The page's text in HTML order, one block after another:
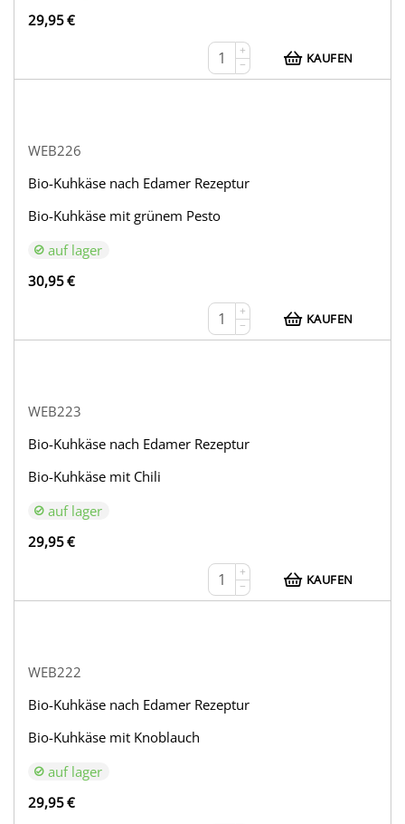
29,95€
+
−
KAUFEN
WEB226
Bio-Kuhkäse nach Edamer Rezeptur
Bio-Kuhkäse mit grünem Pesto
auf lager
30,95€
+
−
KAUFEN
WEB223
Bio-Kuhkäse nach Edamer Rezeptur
Bio-Kuhkäse mit Chili
auf lager
29,95€
+
−
KAUFEN
WEB222
Bio-Kuhkäse nach Edamer Rezeptur
Bio-Kuhkäse mit Knoblauch
auf lager
29,95€